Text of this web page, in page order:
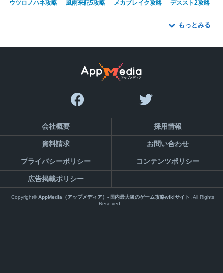
ウツロノハネ攻略 風雨来記5攻略 メカブレイク攻略 デススト2攻略
もっとみる
会社概要 採用情報
資料請求 お問い合わせ
プライバシーポリシー コンテンツポリシー
広告掲載ポリシー
Copyright©AppMedia（アップメディア）- 国内最大級のゲーム攻略wikiサイト
,All Rights
Reserved.